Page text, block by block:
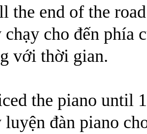
the end of the
cho đến phía
với thời gian.
the piano until
đàn piano